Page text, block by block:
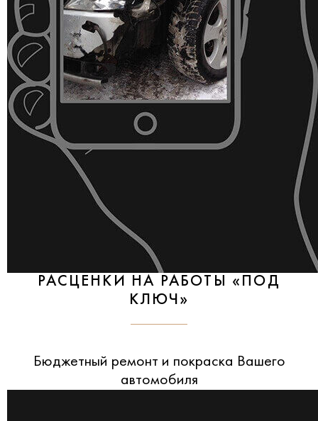
РАСЦЕНКИ НА РАБОТЫ «ПОД
КЛЮЧ»
Бюджетный ремонт и покраска Вашего
автомобиля